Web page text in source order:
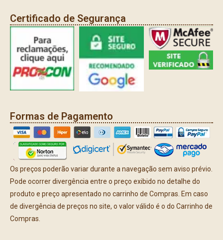
Certificado de Segurança
Formas de Pagamento
Os preços poderão variar durante a navegação sem aviso prévio.
Pode ocorrer divergência entre o preço exibido no detalhe do
produto e preço apresentado no carrinho de Compras. Em caso
de divergência de preços no site, o valor válido é o do Carrinho de
Compras.